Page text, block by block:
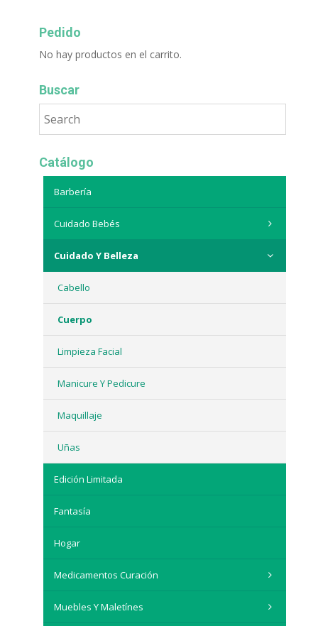
Pedido
No hay productos en el carrito.
Buscar
Catálogo
Barbería
Cuidado Bebés
Cuidado Y Belleza
Cabello
Cuerpo
Limpieza Facial
Manicure Y Pedicure
Maquillaje
Uñas
Edición Limitada
Fantasía
Hogar
Medicamentos Curación
Muebles Y Maletínes